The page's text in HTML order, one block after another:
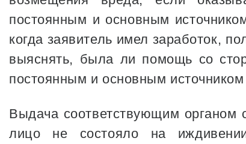
постоянным и основным
когда заявитель имел заработок,
выяснять, была ли помощь со
постоянным и основным
Выдача соответствующим
лицо не состояло на